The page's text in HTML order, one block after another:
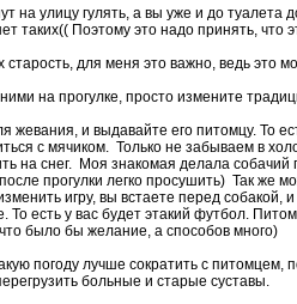
на улицу гулять, а вы уже и до туалета
таких(( Поэтому это надо принять, что
для меня это важно, ведь это
на прогулке, просто измените
жевания, и выдавайте его питомцу. То
с мячиком. Только не забываем в
на снег. Моя знакомая делала собачий
прогулки легко просушить) Так же
игру, вы встаете перед собакой,
То есть у вас будет этакий футбол.
было бы желание, а способов много)
погоду лучше сократить с питомцем,
больные и старые суставы.